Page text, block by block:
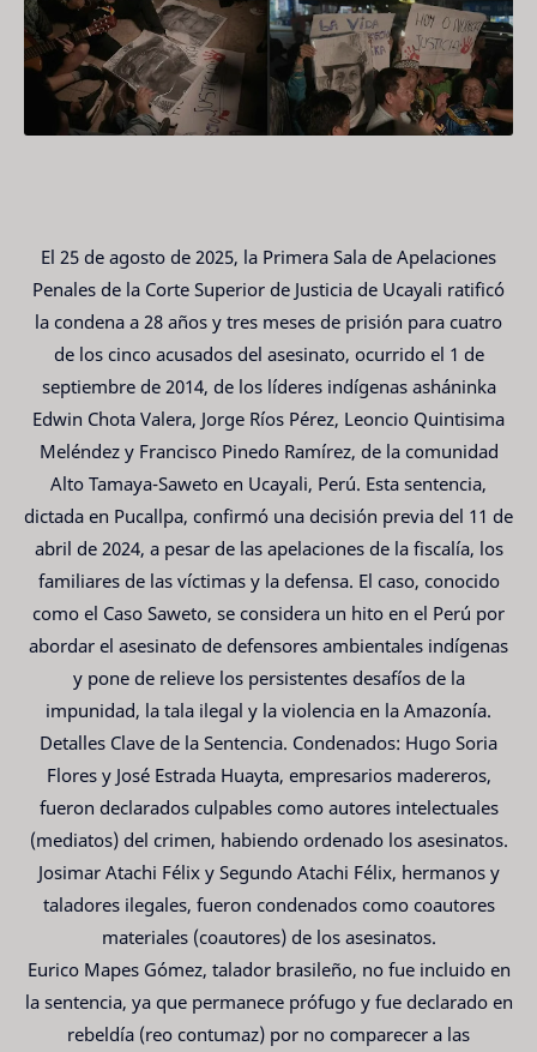
El 25 de agosto de 2025, la Primera Sala de Apelaciones
Penales de la Corte Superior de Justicia de Ucayali ratificó
la condena a 28 años y tres meses de prisión para cuatro
de los cinco acusados ​​del asesinato, ocurrido el 1 de
septiembre de 2014, de los líderes indígenas asháninka
Edwin Chota Valera, Jorge Ríos Pérez, Leoncio Quintisima
Meléndez y Francisco Pinedo Ramírez, de la comunidad
Alto Tamaya-Saweto en Ucayali, Perú. Esta sentencia,
dictada en Pucallpa, confirmó una decisión previa del 11 de
abril de 2024, a pesar de las apelaciones de la fiscalía, los
familiares de las víctimas y la defensa. El caso, conocido
como el Caso Saweto, se considera un hito en el Perú por
abordar el asesinato de defensores ambientales indígenas
y pone de relieve los persistentes desafíos de la
impunidad, la tala ilegal y la violencia en la Amazonía.
Detalles Clave de la Sentencia. Condenados: Hugo Soria
Flores y José Estrada Huayta, empresarios madereros,
fueron declarados culpables como autores intelectuales
(mediatos) del crimen, habiendo ordenado los asesinatos.
Josimar Atachi Félix y Segundo Atachi Félix, hermanos y
taladores ilegales, fueron condenados como coautores
materiales (coautores) de los asesinatos.
Eurico Mapes Gómez, talador brasileño, no fue incluido en
la sentencia, ya que permanece prófugo y fue declarado en
rebeldía (reo contumaz) por no comparecer a las